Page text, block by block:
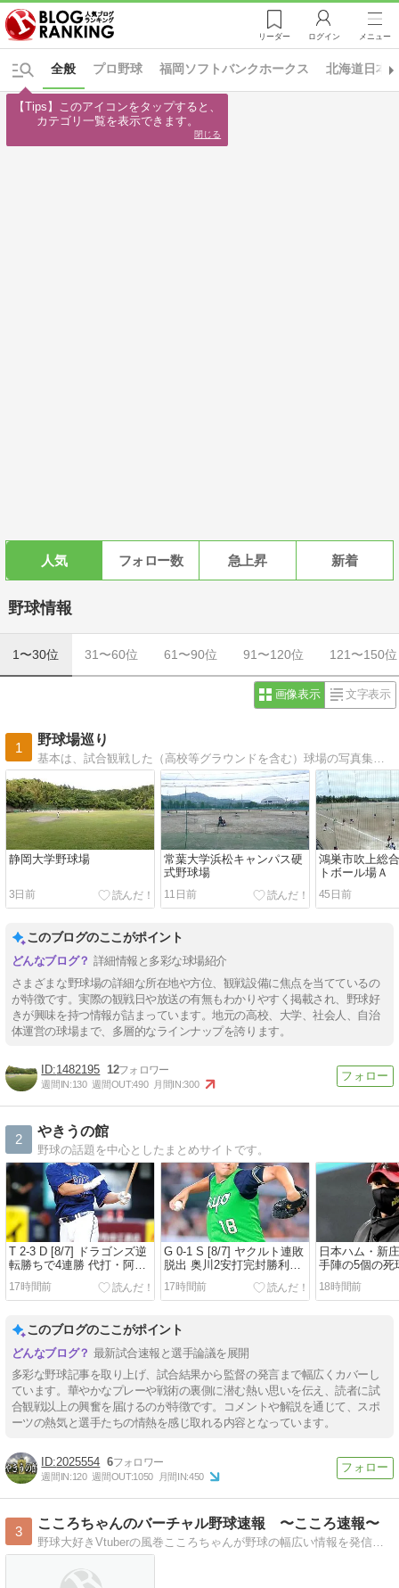
リーダー ログイン メニュー
プロ野球 福岡ソフトバンクホークス 北海道日本
全般
人気 フォロー数 急上昇 新着
野球情報
1〜30位 31〜60位 61〜90位 91〜120位 121〜150位
画像表示 文字表示
1
野球場巡り
静岡大学野球場
3日前
常葉大学浜松キャンパス硬
式野球場
11日前
鴻巣市吹上総
トボール場Ａ
45日前
このブログのここがポイント
詳細情報と多彩な球場紹介
さまざまな野球場の詳細な所在地や方位、観戦設備に焦点を当てているの
が特徴です。実際の観戦日や放送の有無もわかりやすく掲載され、野球好
きが興味を持つ情報が詰まっています。地元の高校、大学、社会人、自治
体運営の球場まで、多層的なラインナップを誇ります。
1482195 12
週間IN:130 週間OUT:490 月間IN:300
2
やきうの館
野球の話題を中心としたまとめサイトです。
T 2-3 D [8/7] ドラゴンズ逆
転勝ちで4連勝 代打・阿部
が逆転タイムリー！ 阪神ド
リス3失点セーブ失敗
17時間前
G 0-1 S [8/7] ヤクルト連敗
脱出 奥川2安打完封勝利、
長岡4号ホームラン 巨人打
線沈黙
17時間前
日本ハム・新
手陣の5個の死
「ちょっと多
っと考えても
18時間前
このブログのここがポイント
最新試合速報と選手論議を展開
多彩な野球記事を取り上げ、試合結果から監督の発言まで幅広くカバーし
ています。華やかなプレーや戦術の裏側に潜む熱い思いを伝え、読者に試
合観戦以上の興奮を届けるのが特徴です。コメントや解説を通じて、スポ
ーツの熱気と選手たちの情熱を感じ取れる内容となっています。
2025554 6
週間IN:120 週間OUT:1050 月間IN:450
3
こころちゃんのバーチャル野球速報 〜こころ速報〜
野球大好きVtuberの風巻こころちゃんが野球の幅広い情報を発信していきます！！！
【Tips】このアイコンをタップすると、
カテゴリ一覧を表示できます。
閉じる